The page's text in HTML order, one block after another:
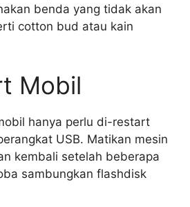
benda yang tidak akan
cotton bud atau kain
Mobil
hanya perlu di-restart
USB. Matikan mesin
kembali setelah beberapa
sambungkan flashdisk